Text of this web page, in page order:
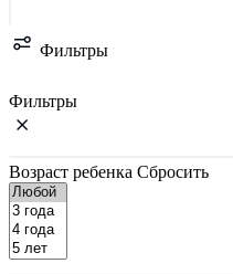
Фильтры
Фильтры
Возраст ребенка Сбросить